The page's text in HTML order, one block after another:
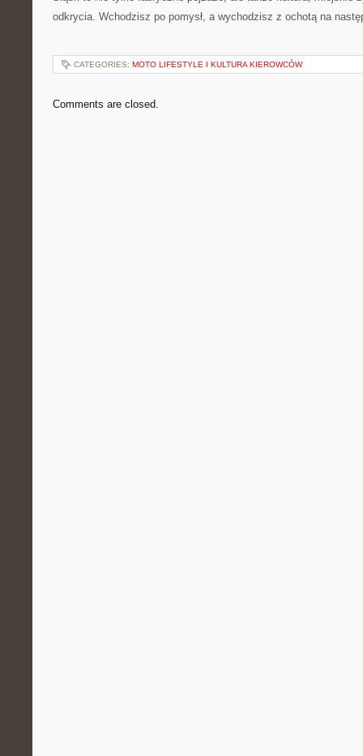
odkrycia. Wchodzisz po pomysł, a wychodzisz z ochotą na
CATEGORIES: MOTO LIFESTYLE I KULTURA KIEROWCÓW
Comments are closed.